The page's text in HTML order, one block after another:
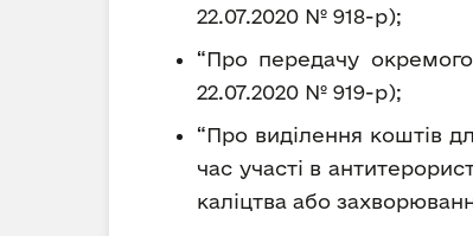
22.07.2020 № 918-р);
“Про передачу окремого
22.07.2020 № 919-р);
“Про виділення коштів
час участі в
каліцтва або